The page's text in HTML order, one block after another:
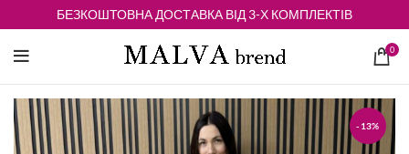
БЕЗКОШТОВНА ДОСТАВКА ВІД 3-Х КОМПЛЕКТІВ
0
-13%